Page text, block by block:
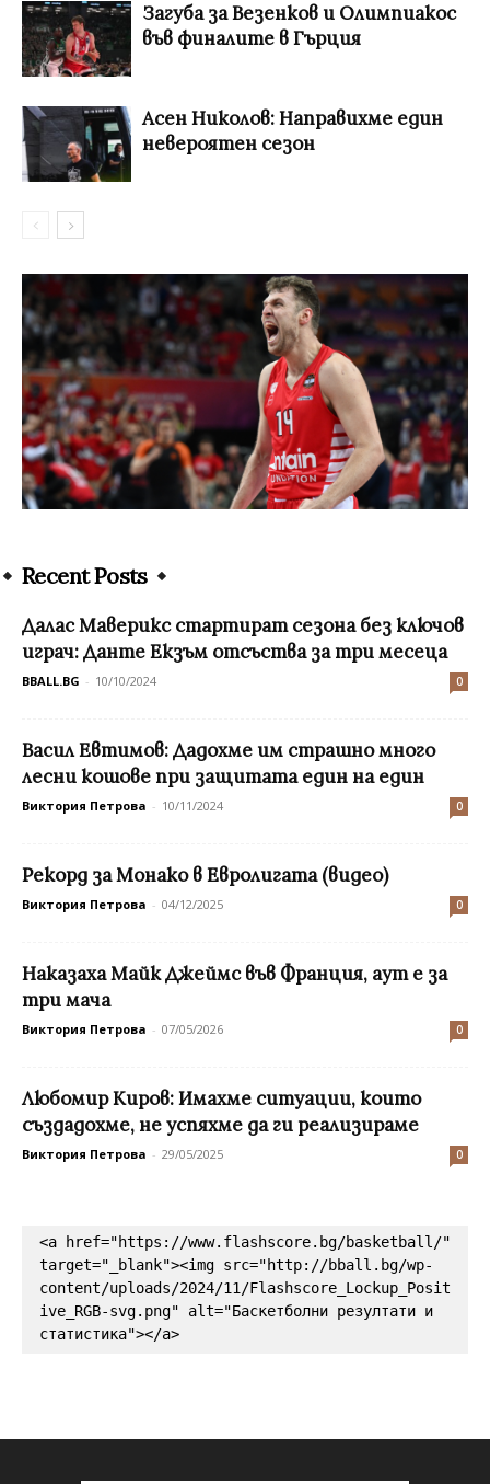
Загуба за Везенков и Олимпиакос
във финалите в Гърция
Асен Николов: Направихме един
невероятен сезон
Recent Posts
Далас Маверикс стартират сезона без ключов
играч: Данте Екзъм отсъства за три месеца
BBALL.BG - 10/10/2024 0
Васил Евтимов: Дадохме им страшно много
лесни кошове при защитата един на един
Виктория Петрова - 10/11/2024 0
Рекорд за Монако в Евролигата (видео)
Виктория Петрова - 04/12/2025 0
Наказаха Майк Джеймс във Франция, аут е за
три мача
Виктория Петрова - 07/05/2026 0
Любомир Киров: Имахме ситуации, които
създадохме, не успяхме да ги реализираме
Виктория Петрова - 29/05/2025 0
<a href="https://www.flashscore.bg/basketball/"
target="_blank"><img src="http://bball.bg/wp-
content/uploads/2024/11/Flashscore_Lockup_Posit
ive_RGB-svg.png" alt="Баскетболни резултати и
статистика"></a>